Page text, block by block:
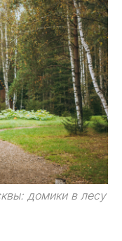
домики в лесу